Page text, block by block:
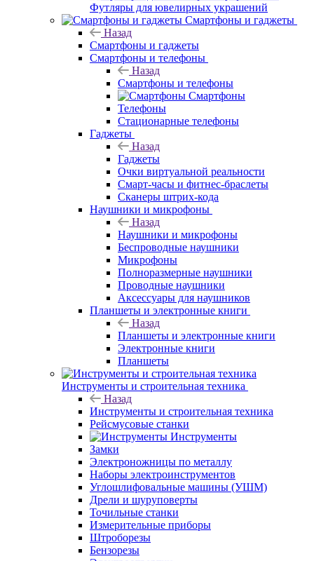
Футляры для ювелирных украшений
Смартфоны и гаджеты
Назад
Смартфоны и гаджеты
Смартфоны и телефоны
Назад
Смартфоны и телефоны
Смартфоны
Телефоны
Стационарные телефоны
Гаджеты
Назад
Гаджеты
Очки виртуальной реальности
Смарт-часы и фитнес-браслеты
Сканеры штрих-кода
Наушники и микрофоны
Назад
Наушники и микрофоны
Беспроводные наушники
Микрофоны
Полноразмерные наушники
Проводные наушники
Аксессуары для наушников
Планшеты и электронные книги
Назад
Планшеты и электронные книги
Электронные книги
Планшеты
Инструменты и строительная техника
Назад
Инструменты и строительная техника
Рейсмусовые станки
Инструменты
Замки
Электроножницы по металлу
Наборы электроинструментов
Углошлифовальные машины (УШМ)
Дрели и шуруповерты
Точильные станки
Измерительные приборы
Штроборезы
Бензорезы